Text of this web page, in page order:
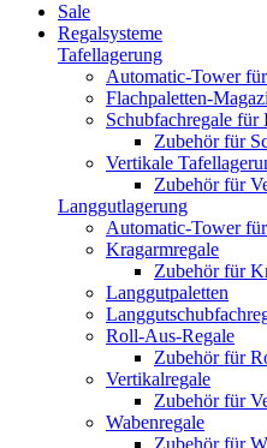
Sale
Regalsysteme
Tafellagerung
Automatic-Tower
Flachpaletten-
Schubfachregale für
Zubehör für
Vertikale
Zubehör für
Langgutlagerung
Automatic-Tower
Kragarmregale
Zubehör für
Langgutpaletten
Roll-Aus-Regale
Zubehör für
Vertikalregale
Zubehör für
Wabenregale
Zubehör für